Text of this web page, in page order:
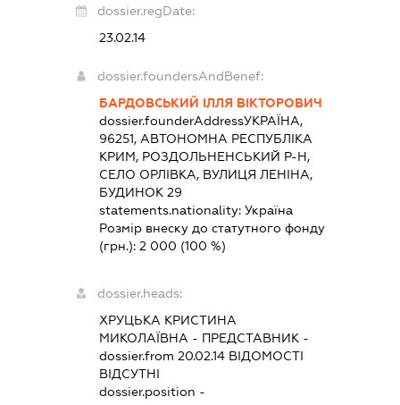
dossier.regDate:
23.02.14
dossier.foundersAndBenef:
БАРДОВСЬКИЙ ІЛЛЯ ВІКТОРОВИЧ
dossier.founderAddressУКРАЇНА,
96251, АВТОНОМНА РЕСПУБЛІКА
КРИМ, РОЗДОЛЬНЕНСЬКИЙ Р-Н,
СЕЛО ОРЛІВКА, ВУЛИЦЯ ЛЕНІНА,
БУДИНОК 29
statements.nationality: Україна
Розмір внеску до статутного фонду
(грн.): 2 000 (100 %)
dossier.heads:
ХРУЦЬКА КРИСТИНА
МИКОЛАЇВНА - ПРЕДСТАВНИК -
dossier.from 20.02.14ВІДОМОСТІ
ВІДСУТНІ
dossier.position -